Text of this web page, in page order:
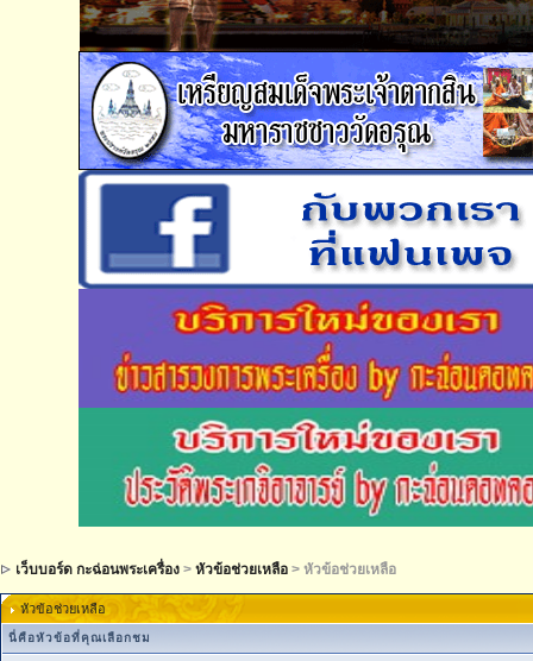
เว็บบอร์ด กะฉ่อนพระเครื่อง > หัวข้อช่วยเหลือ > หัวข้อช่วยเหลือ
หัวข้อช่วยเหลือ
นี่คือหัวข้อที่คุณเลือกชม